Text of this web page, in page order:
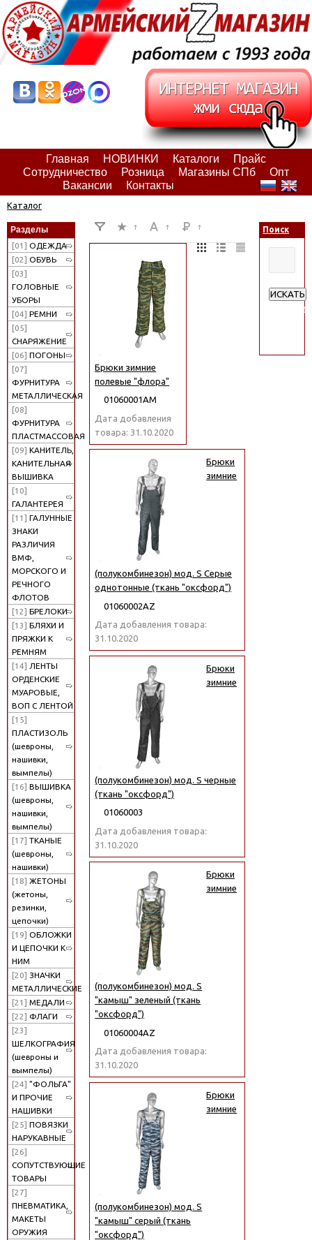
Главная НОВИНКИ Каталоги
Прайс
Сотрудничество
Розница Магазины СПб
Опт
Вакансии
Контакты
Каталог
Разделы
[01] ОДЕЖДА
[02] ОБУВЬ
[03]
ГОЛОВНЫЕ
УБОРЫ
[04] РЕМНИ
[05]
СНАРЯЖЕНИЕ
[06] ПОГОНЫ
[07]
ФУРНИТУРА
МЕТАЛЛИЧЕСКАЯ
[08]
ФУРНИТУРА
ПЛАСТМАССОВАЯ
[09] КАНИТЕЛЬ,
КАНИТЕЛЬНАЯ
ВЫШИВКА
[10]
ГАЛАНТЕРЕЯ
[11] ГАЛУННЫЕ
ЗНАКИ
РАЗЛИЧИЯ
ВМФ,
МОРСКОГО И
РЕЧНОГО
ФЛОТОВ
[12] БРЕЛОКИ
[13] БЛЯХИ И
ПРЯЖКИ К
РЕМНЯМ
[14] ЛЕНТЫ
ОРДЕНСКИЕ
МУАРОВЫЕ,
ВОП С ЛЕНТОЙ
[15]
ПЛАСТИЗОЛЬ
(шевроны,
нашивки,
вымпелы)
[16] ВЫШИВКА
(шевроны,
нашивки,
вымпелы)
[17] ТКАНЫЕ
(шевроны,
нашивки)
[18] ЖЕТОНЫ
(жетоны,
резинки,
цепочки)
[19] ОБЛОЖКИ
И ЦЕПОЧКИ К
НИМ
[20] ЗНАЧКИ
МЕТАЛЛИЧЕСКИЕ
[21] МЕДАЛИ
[22] ФЛАГИ
[23]
ШЕЛКОГРАФИЯ
(шевроны и
вымпелы)
[24] "ФОЛЬГА"
И ПРОЧИЕ
НАШИВКИ
[25] ПОВЯЗКИ
НАРУКАВНЫЕ
[26]
СОПУТСТВУЮЩИЕ
ТОВАРЫ
[27]
ПНЕВМАТИКА,
МАКЕТЫ
ОРУЖИЯ
Брюки зимние
полевые "флора"
01060001АМ
Дата добавления
товара: 31.10.2020
Брюки
зимние
(полукомбинезон) мод. S Серые
однотонные (ткань "оксфорд")
01060002АZ
Дата добавления товара:
31.10.2020
Брюки
зимние
(полукомбинезон) мод. S черные
(ткань "оксфорд")
01060003
Дата добавления товара:
31.10.2020
Брюки
зимние
(полукомбинезон) мод. S
"камыш" зеленый (ткань
"оксфорд")
01060004АZ
Дата добавления товара:
31.10.2020
Брюки
зимние
(полукомбинезон) мод. S
"камыш" серый (ткань
"оксфорд")
Поиск
ИСКАТЬ